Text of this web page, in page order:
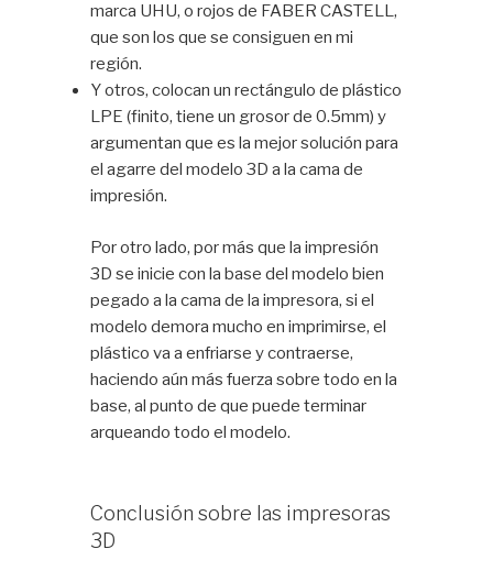
marca UHU, o rojos de FABER CASTELL,
que son los que se consiguen en mi
región.
Y otros, colocan un rectángulo de plástico
LPE (finito, tiene un grosor de 0.5mm) y
argumentan que es la mejor solución para
el agarre del modelo 3D a la cama de
impresión.
Por otro lado, por más que la impresión
3D se inicie con la base del modelo bien
pegado a la cama de la impresora, si el
modelo demora mucho en imprimirse, el
plástico va a enfriarse y contraerse,
haciendo aún más fuerza sobre todo en la
base, al punto de que puede terminar
arqueando todo el modelo.
Conclusión sobre las impresoras
3D